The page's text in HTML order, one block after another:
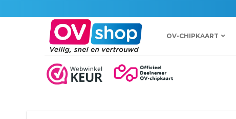
naar
OV-CHIPKAART